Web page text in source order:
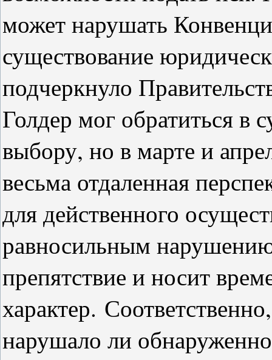
может нарушать
существование
подчеркнуло
Голдер мог обратиться в
выбору, но в марте и
весьма отдаленная
для действенного
равносильным
препятствие и носит
характер.
нарушало ли